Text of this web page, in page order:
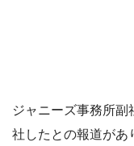
ジャニーズ事務所副
社したとの報道があ